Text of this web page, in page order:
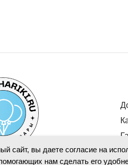
сайт, вы даете согласие на
нам сделать его